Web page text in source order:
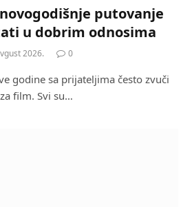
putovanje
u dobrim odnosima
2026. 0
godine sa prijateljima često zvuči
film. Svi su…